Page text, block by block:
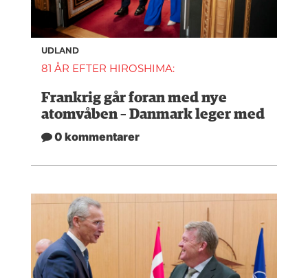
UDLAND
81 ÅR EFTER HIROSHIMA:
Frankrig går foran med nye
atomvåben – Danmark leger med
0 kommentarer